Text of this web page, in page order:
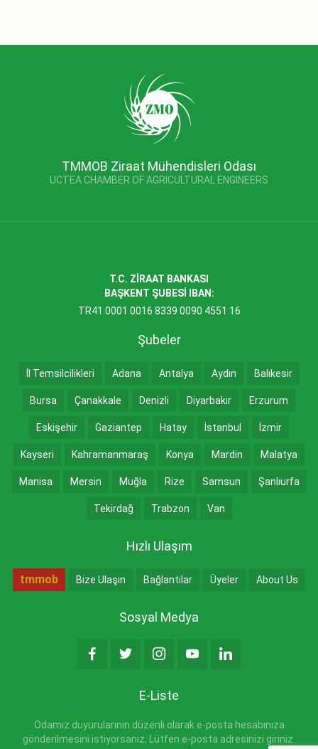
TMMOB Ziraat Mühendisleri Odası
UCTEA CHAMBER OF AGRICULTURAL ENGINEERS
T.C. ZİRAAT BANKASI
BAŞKENT ŞUBESİ IBAN:
TR41 0001 0016 8339 0090 4551 16
Şubeler
İl Temsilcilikleri Adana Antalya Aydın Balıkesir
Bursa Çanakkale Denizli Diyarbakır Erzurum
Eskişehir Gaziantep Hatay İstanbul İzmir
Kayseri Kahramanmaraş Konya Mardin Malatya
Manisa Mersin Muğla Rize Samsun Şanlıurfa
Tekirdağ Trabzon Van
Hızlı Ulaşım
tmmob Bize Ulaşın Bağlantılar Üyeler About Us
Sosyal Medya
E-Liste
Odamız duyurularının düzenli olarak e-posta hesabınıza
gönderilmesini istiyorsanız; Lütfen e-posta adresinizi giriniz.